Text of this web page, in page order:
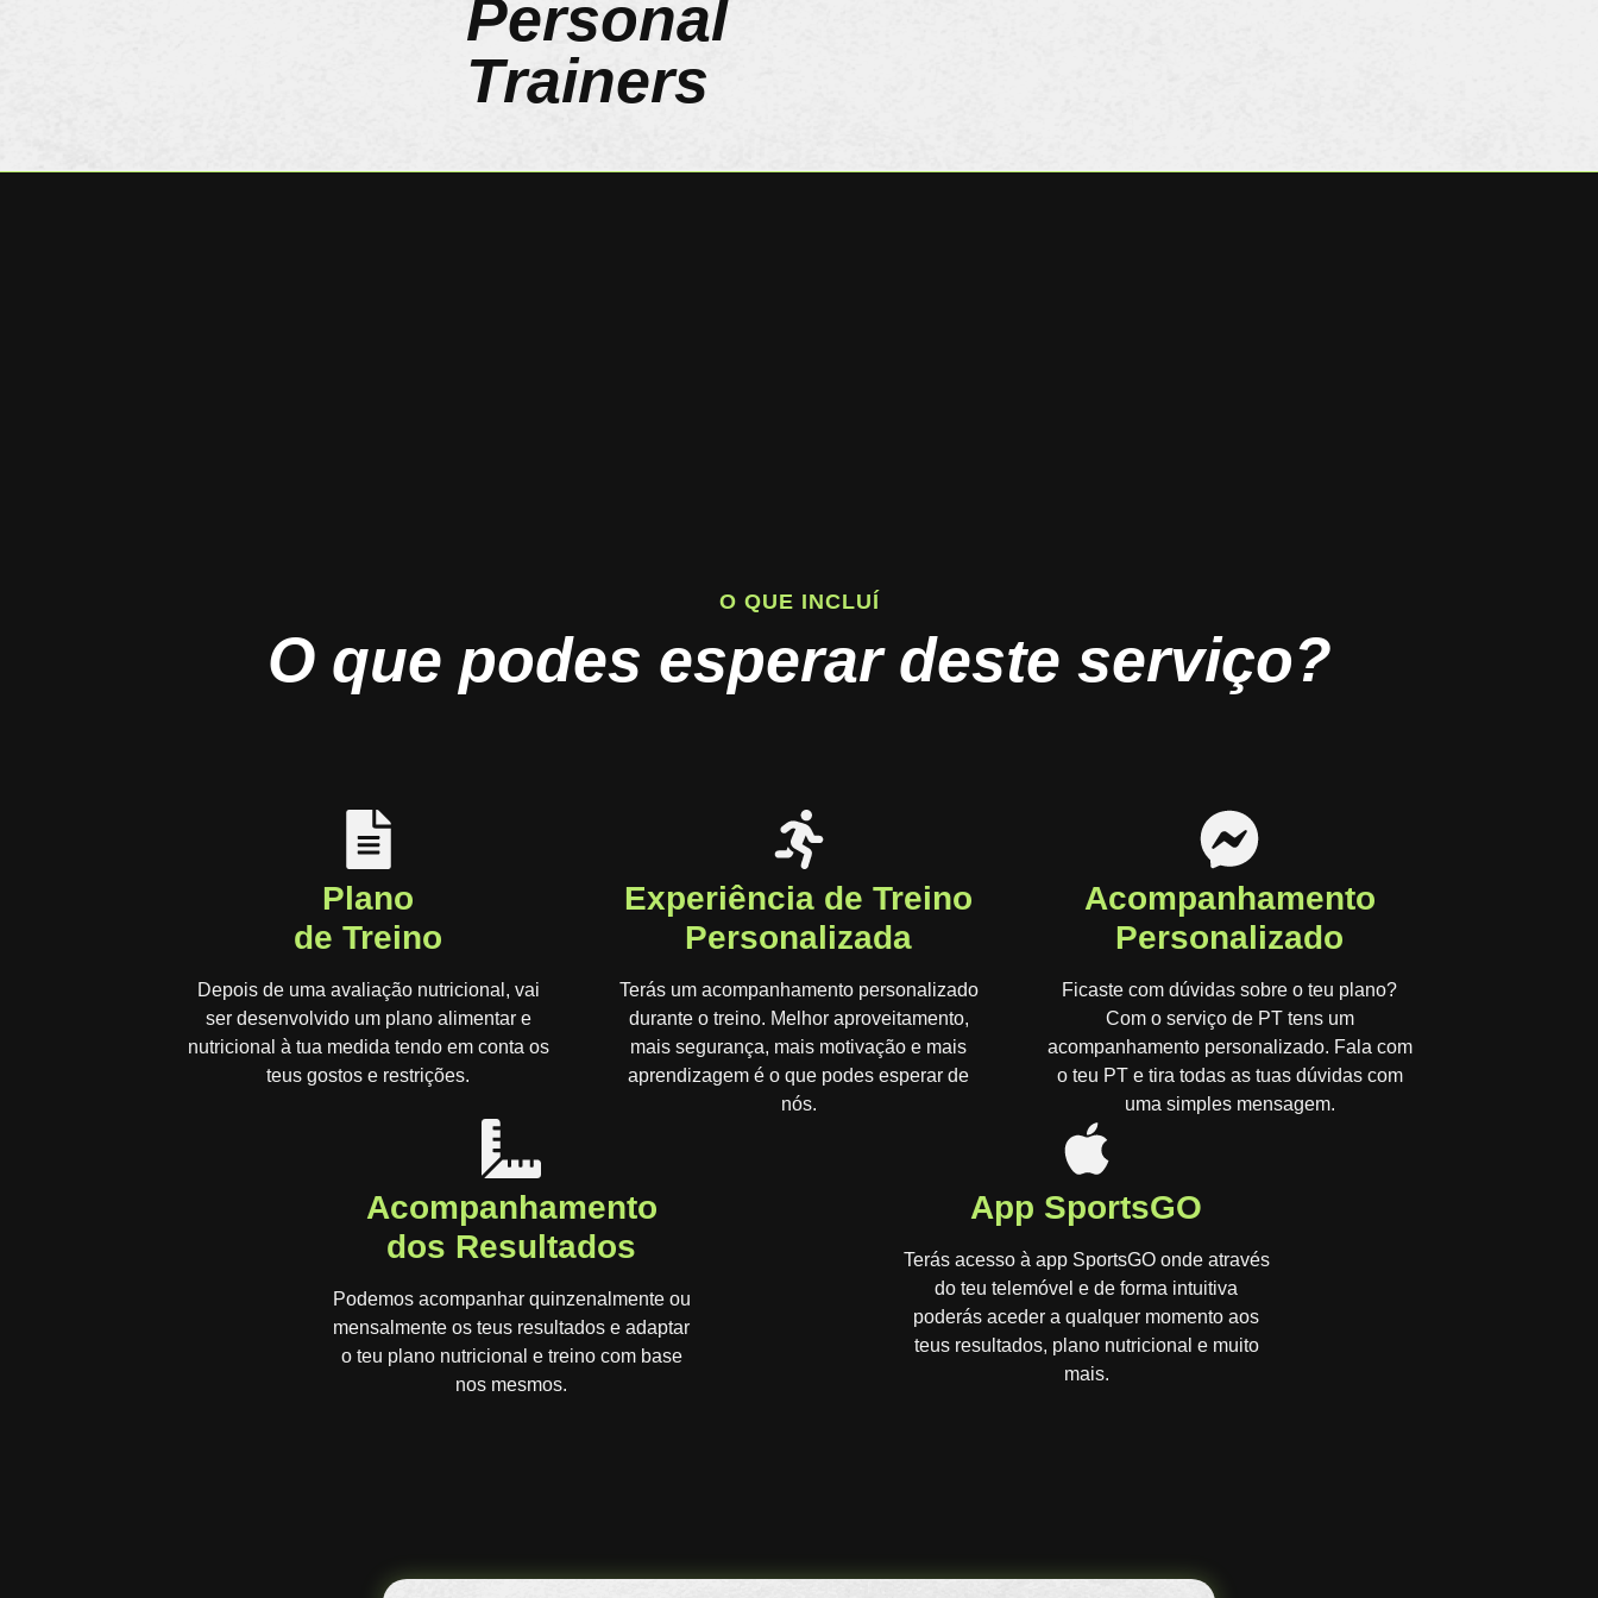
Personal
Trainers
O QUE INCLUÍ
O que podes esperar deste serviço?
Plano
de Treino
Depois de uma avaliação nutricional, vai
ser desenvolvido um plano alimentar e
nutricional à tua medida tendo em conta os
teus gostos e restrições.
Experiência de Treino
Personalizada
Terás um acompanhamento personalizado
durante o treino. Melhor aproveitamento,
mais segurança, mais motivação e mais
aprendizagem é o que podes esperar de
nós.
Acompanhamento
Personalizado
Ficaste com dúvidas sobre o teu plano?
Com o serviço de PT tens um
acompanhamento personalizado. Fala com
o teu PT e tira todas as tuas dúvidas com
uma simples mensagem.
Acompanhamento
dos Resultados
Podemos acompanhar quinzenalmente ou
mensalmente os teus resultados e adaptar
o teu plano nutricional e treino com base
nos mesmos.
App SportsGO
Terás acesso à app SportsGO onde através
do teu telemóvel e de forma intuitiva
poderás aceder a qualquer momento aos
teus resultados, plano nutricional e muito
mais.